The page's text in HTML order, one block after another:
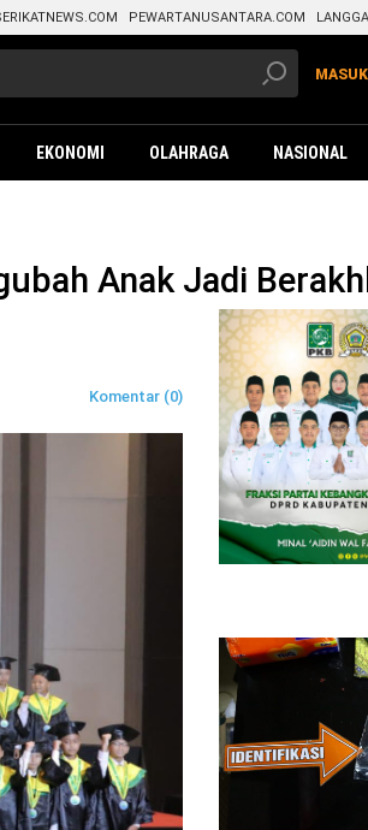
PEWARTANUSANTARA.COM
EKONOMI OLAHRAGA NASIONAL
Anak Jadi
Komentar (0)